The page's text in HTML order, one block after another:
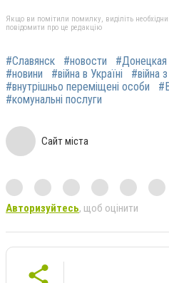
Якщо ви помітили помилку, виділіть
повідомити про це редакцію
#Славянск #новости #Донецкая
#новини
#війна в Україні
#війна
#внутрішньо переміщені особи
#комунальні послуги
Сайт міста
Авторизуйтесь, щоб оцінити